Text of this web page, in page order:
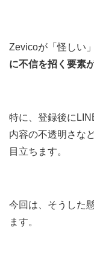
Zevicoが「怪しい
に不信を招く要素
特に、登録後に
内容の不透明さな
目立ちます。
今回は、そうした
ます。